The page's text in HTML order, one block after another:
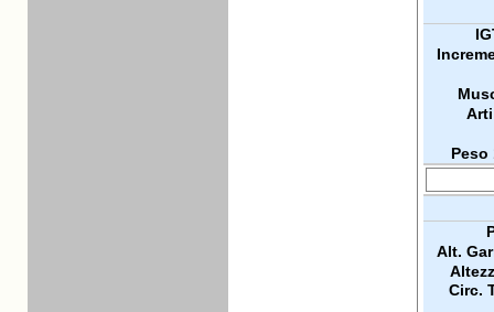
Peso
Alt.
Circ.